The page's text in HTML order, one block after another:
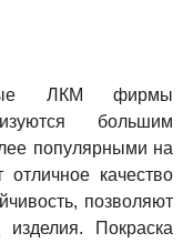
ЛКМ фирмы
большим
популярными на
качество
позволяют
Покраска